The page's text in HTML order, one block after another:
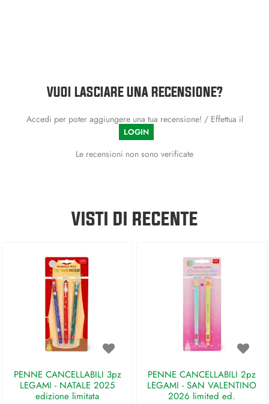
VUOI LASCIARE UNA RECENSIONE?
Accedi per poter aggiungere una tua recensione! / Effettua il
LOGIN
Le recensioni non sono verificate
VISTI DI RECENTE
PENNE CANCELLABILI 3pz
LEGAMI - NATALE 2025
edizione limitata
PENNE CANCELLABILI 2pz
LEGAMI - SAN VALENTINO
2026 limited ed.